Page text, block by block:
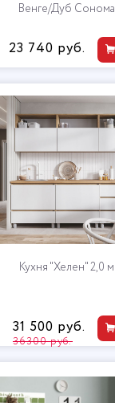
Венге/Дуб Сонома
23 740 руб.
Кухня "Хелен" 2,0 м
31 500 руб.
36300 руб.